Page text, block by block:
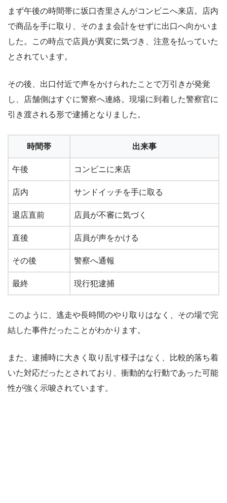
まず午後の時間帯に坂口杏里さんがコンビニへ来店。店内
で商品を手に取り、そのまま会計をせずに出口へ向かいま
した。この時点で店員が異変に気づき、注意を払っていた
とされています。
その後、出口付近で声をかけられたことで万引きが発覚
し、店舗側はすぐに警察へ連絡。現場に到着した警察官に
引き渡される形で逮捕となりました。
時間帯 出来事
午後 コンビニに来店
店内 サンドイッチを手に取る
退店直前 店員が不審に気づく
直後 店員が声をかける
その後 警察へ通報
最終 現行犯逮捕
このように、逃走や長時間のやり取りはなく、その場で完
結した事件だったことがわかります。
また、逮捕時に大きく取り乱す様子はなく、比較的落ち着
いた対応だったとされており、衝動的な行動であった可能
性が強く示唆されています。